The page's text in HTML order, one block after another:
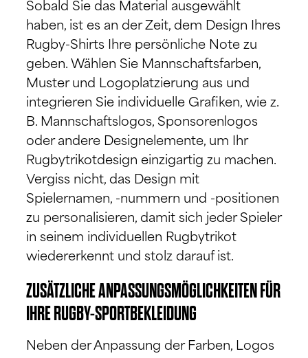
Sobald Sie das Material ausgewählt
haben, ist es an der Zeit, dem Design Ihres
Rugby-Shirts Ihre persönliche Note zu
geben. Wählen Sie Mannschaftsfarben,
Muster und Logoplatzierung aus und
integrieren Sie individuelle Grafiken, wie z.
B. Mannschaftslogos, Sponsorenlogos
oder andere Designelemente, um Ihr
Rugbytrikotdesign einzigartig zu machen.
Vergiss nicht, das Design mit
Spielernamen, -nummern und -positionen
zu personalisieren, damit sich jeder Spieler
in seinem individuellen Rugbytrikot
wiedererkennt und stolz darauf ist.
ZUSÄTZLICHE ANPASSUNGSMÖGLICHKEITEN FÜR
IHRE RUGBY-SPORTBEKLEIDUNG
Neben der Anpassung der Farben, Logos